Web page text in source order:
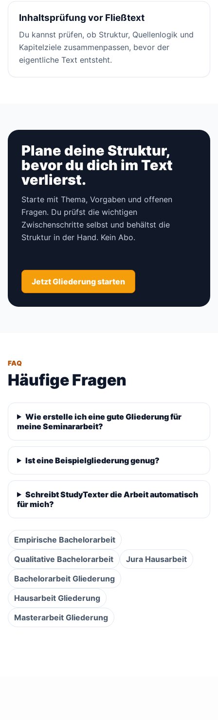
Inhaltsprüfung vor Fließtext
Du kannst prüfen, ob Struktur, Quellenlogik und
Kapitelziele zusammenpassen, bevor der
eigentliche Text entsteht.
Plane deine Struktur,
bevor du dich im Text
verlierst.
Starte mit Thema, Vorgaben und offenen
Fragen. Du prüfst die wichtigen
Zwischenschritte selbst und behältst die
Struktur in der Hand. Kein Abo.
Jetzt Gliederung starten
FAQ
Häufige Fragen
Wie erstelle ich eine gute Gliederung für
meine Seminararbeit?
Ist eine Beispielgliederung genug?
Schreibt StudyTexter die Arbeit automatisch
für mich?
Empirische Bachelorarbeit
Qualitative Bachelorarbeit
Jura Hausarbeit
Bachelorarbeit Gliederung
Hausarbeit Gliederung
Masterarbeit Gliederung